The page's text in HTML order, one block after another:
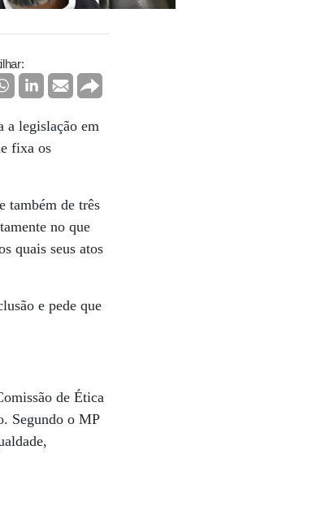
a legislação em
fixa os
também de três
no que
quais seus atos
e pede que
de Ética
Segundo o MP